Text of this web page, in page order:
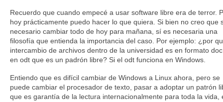
Recuerdo que cuando empecé a usar software libre era de terror.
hoy prácticamente puedo hacer lo que quiera. Si bien no creo que
necesario cambiar todo de hoy para mañana, sí es necesaria una
filosofía que entienda la importancia del caso. Por ejemplo: ¿por
intercambio de archivos dentro de la universidad es en formato
en odt que es un padrón libre? Si el odt funciona en Windows.
Entiendo que es difícil cambiar de Windows a Linux ahora, pero se
puede cambiar el procesador de texto, pasar a adoptar un patrón
que es garantía de la lectura internacionalmente para toda la vida,